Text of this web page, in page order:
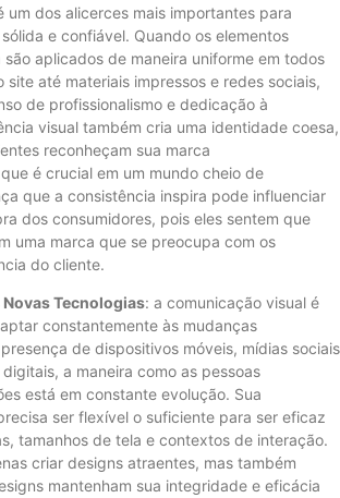
um dos alicerces mais importantes para
e confiável. Quando os elementos
aplicados de maneira uniforme em todos
site até materiais impressos e redes sociais,
de profissionalismo e dedicação à
visual também cria uma identidade coesa,
reconheçam sua marca
é crucial em um mundo cheio de
que a consistência inspira pode influenciar
dos consumidores, pois eles sentem que
uma marca que se preocupa com os
do cliente.
Tecnologias: a comunicação visual é
constantemente às mudanças
de dispositivos móveis, mídias sociais
a maneira como as pessoas
está em constante evolução. Sua
ser flexível o suficiente para ser eficaz
tamanhos de tela e contextos de interação.
criar designs atraentes, mas também
mantenham sua integridade e eficácia